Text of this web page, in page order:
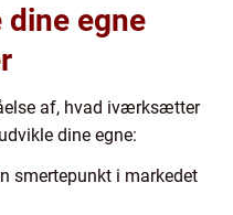
egne
af, hvad iværksætter
dine egne:
smertepunkt i markedet